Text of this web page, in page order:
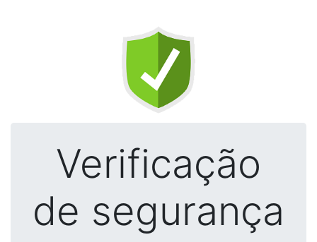
Verificação
de segurança